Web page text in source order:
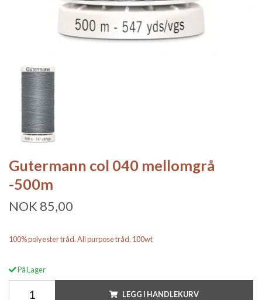
Gutermann col 040 mellomgrå
-500m
NOK 85,00
100% polyester tråd. All purpose tråd. 100wt
På Lager
LEGG I HANDLEKURV